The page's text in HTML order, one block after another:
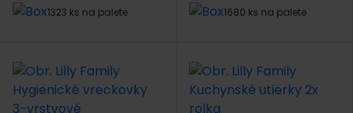
1323 ks na palete
1680 ks na palete